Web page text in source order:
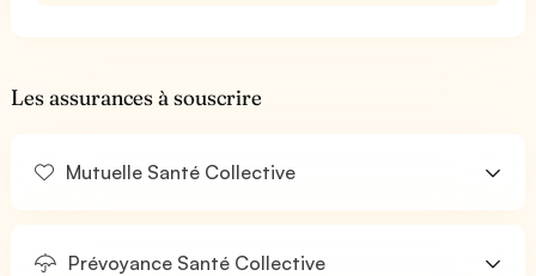
Les assurances à souscrire
Mutuelle Santé Collective
Prévoyance Santé Collective